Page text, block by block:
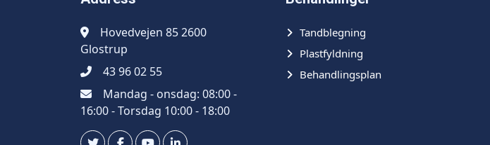
Hovedvejen 85 2600
Glostrup
43 96 02 55
Mandag - onsdag: 08:00 -
16:00 - Torsdag 10:00 - 18:00
Tandblegning
Plastfyldning
Behandlingsplan